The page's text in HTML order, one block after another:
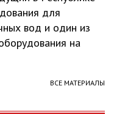
для
вод и один из
на
ВСЕ МАТЕРИАЛЫ